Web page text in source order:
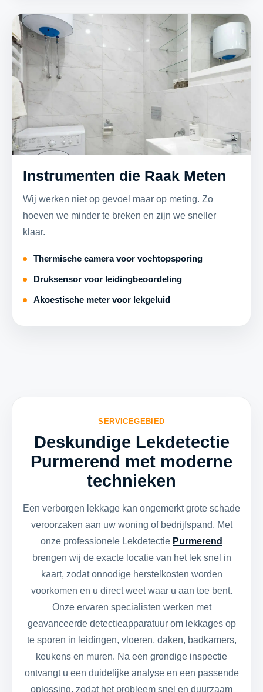
Instrumenten die Raak Meten
Wij werken niet op gevoel maar op meting. Zo
hoeven we minder te breken en zijn we sneller
klaar.
Thermische camera voor vochtopsporing
Druksensor voor leidingbeoordeling
Akoestische meter voor lekgeluid
SERVICEGEBIED
Deskundige Lekdetectie
Purmerend met moderne
technieken
Een verborgen lekkage kan ongemerkt grote schade
veroorzaken aan uw woning of bedrijfspand. Met
onze professionele Lekdetectie Purmerend
brengen wij de exacte locatie van het lek snel in
kaart, zodat onnodige herstelkosten worden
voorkomen en u direct weet waar u aan toe bent.
Onze ervaren specialisten werken met
geavanceerde detectieapparatuur om lekkages op
te sporen in leidingen, vloeren, daken, badkamers,
keukens en muren. Na een grondige inspectie
ontvangt u een duidelijke analyse en een passende
oplossing, zodat het probleem snel en duurzaam